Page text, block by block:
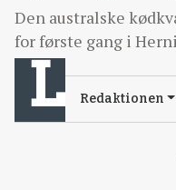
Den australske
for første gang i
Redaktionen